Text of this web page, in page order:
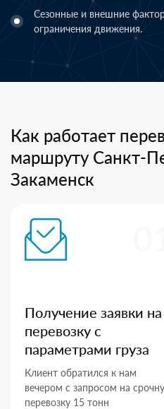
Сезонные и внешние
ограничения движения.
Как работает
маршруту Санкт-
Закаменск
Получение заявки на
перевозку с
параметрами груза
Клиент обратился к нам
вечером с запросом на
перевозку 15 тонн